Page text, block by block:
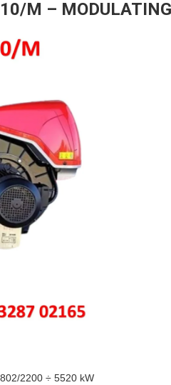
M – MODULATING
2200 ÷ 5520 kW